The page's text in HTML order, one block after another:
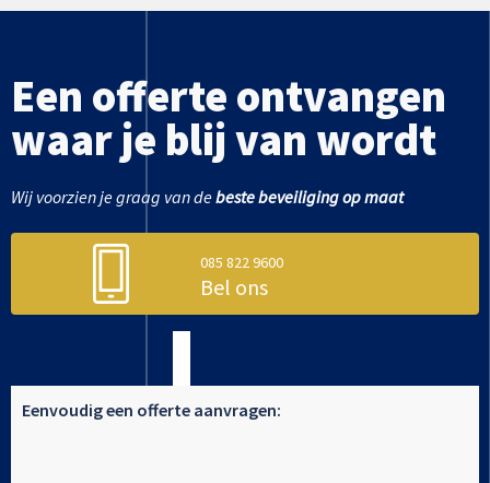
Een offerte ontvangen
waar je blij van wordt
Wij voorzien je graag van debeste beveiliging op maat
085 822 9600
Bel ons
Eenvoudig een offerte aanvragen: